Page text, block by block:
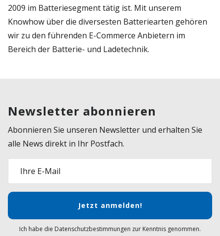
2009 im Batteriesegment tätig ist. Mit unserem
Knowhow über die diversesten Batteriearten gehören
wir zu den führenden E-Commerce Anbietern im
Bereich der Batterie- und Ladetechnik.
Newsletter abonnieren
Abonnieren Sie unseren Newsletter und erhalten Sie
alle News direkt in Ihr Postfach.
Ihre E-Mail
Jetzt anmelden!
Ich habe die Datenschutzbestimmungen zur Kenntnis genommen.